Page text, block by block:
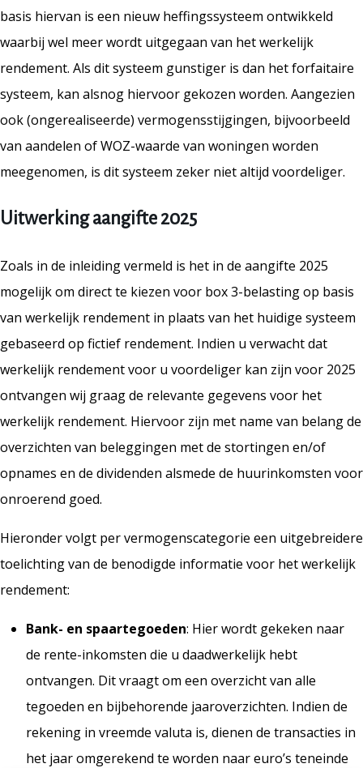
basis hiervan is een nieuw heffingssysteem ontwikkeld
waarbij wel meer wordt uitgegaan van het werkelijk
rendement. Als dit systeem gunstiger is dan het forfaitaire
systeem, kan alsnog hiervoor gekozen worden. Aangezien
ook (ongerealiseerde) vermogensstijgingen, bijvoorbeeld
van aandelen of WOZ-waarde van woningen worden
meegenomen, is dit systeem zeker niet altijd voordeliger.
Uitwerking aangifte 2025
Zoals in de inleiding vermeld is het in de aangifte 2025
mogelijk om direct te kiezen voor box 3-belasting op basis
van werkelijk rendement in plaats van het huidige systeem
gebaseerd op fictief rendement. Indien u verwacht dat
werkelijk rendement voor u voordeliger kan zijn voor 2025
ontvangen wij graag de relevante gegevens voor het
werkelijk rendement. Hiervoor zijn met name van belang de
overzichten van beleggingen met de stortingen en/of
opnames en de dividenden alsmede de huurinkomsten voor
onroerend goed.
Hieronder volgt per vermogenscategorie een uitgebreidere
toelichting van de benodigde informatie voor het werkelijk
rendement:
Bank- en spaartegoeden: Hier wordt gekeken naar
de rente-inkomsten die u daadwerkelijk hebt
ontvangen. Dit vraagt om een overzicht van alle
tegoeden en bijbehorende jaaroverzichten. Indien de
rekening in vreemde valuta is, dienen de transacties in
het jaar omgerekend te worden naar euro’s teneinde